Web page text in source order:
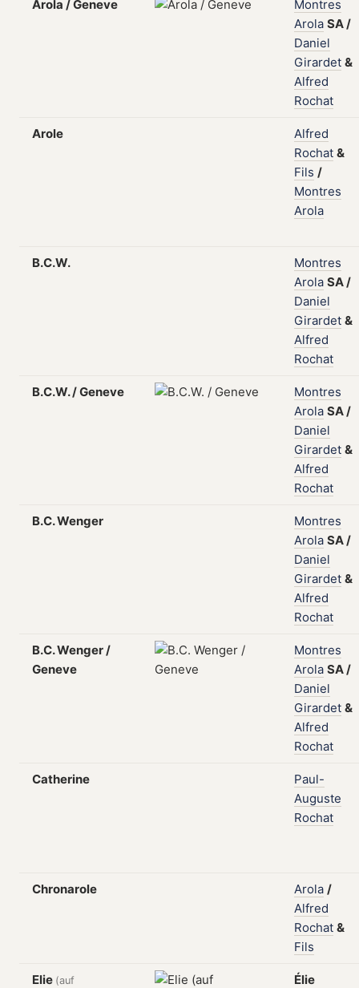
Arola / Geneve
Montres
Arola SA/
Daniel
Girardet &
Alfred
Rochat
Arole
Alfred
Rochat &
Fils /
Montres
Arola
B.C.W.
Montres
Arola SA/
Daniel
Girardet &
Alfred
Rochat
B.C.W. / Geneve
Montres
Arola SA/
Daniel
Girardet &
Alfred
Rochat
B.C. Wenger
Montres
Arola SA/
Daniel
Girardet &
Alfred
Rochat
B.C. Wenger /
Geneve
Montres
Arola SA/
Daniel
Girardet &
Alfred
Rochat
Catherine
Paul-
Auguste
Rochat
Chronarole Arola /
Alfred
Rochat &
Fils
Elie (auf
Élie